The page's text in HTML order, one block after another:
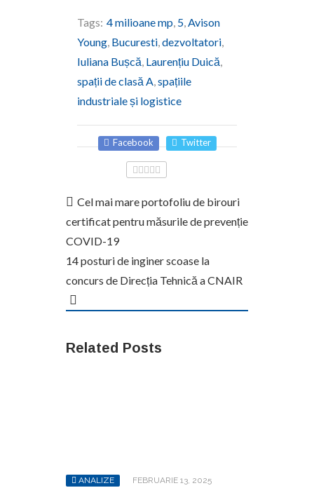
Tags: 4 milioane mp 5 Avison
Young Bucuresti dezvoltatori
Iuliana Bușcă Laurențiu Duică
spații de clasă A spațiile
industriale și logistice
Facebook Twitter
Cel mai mare portofoliu de birouri
certificat pentru măsurile de prevenție
COVID-19
14 posturi de inginer scoase la
concurs de Direcția Tehnică a CNAIR
Related Posts
ANALIZE FEBRUARIE 13, 2025